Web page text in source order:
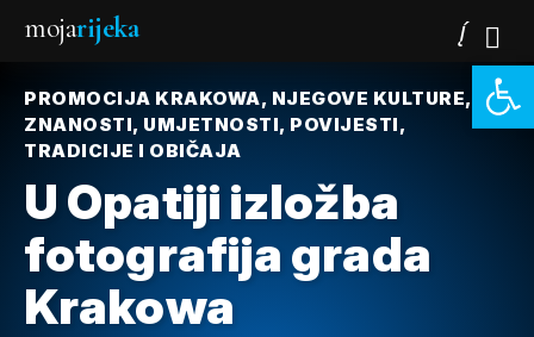
mojarijeka
PROMOCIJA KRAKOWA, NJEGOVE KULTURE,
ZNANOSTI, UMJETNOSTI, POVIJESTI,
TRADICIJE I OBIČAJA
U Opatiji izložba
fotografija grada
Krakowa